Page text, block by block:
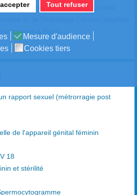
Tout refuser
Mesure d'audience
Cookies tiers
congrès national de la Société
le samedi à Paris
rapport sexuel (métrorragie post
de l'appareil génital féminin
18
et stérilité